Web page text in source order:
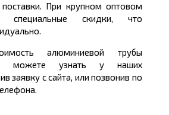
При крупном оптовом
специальные скидки, что
алюминиевой трубы
можете узнать у наших
заявку с сайта, или позвонив по